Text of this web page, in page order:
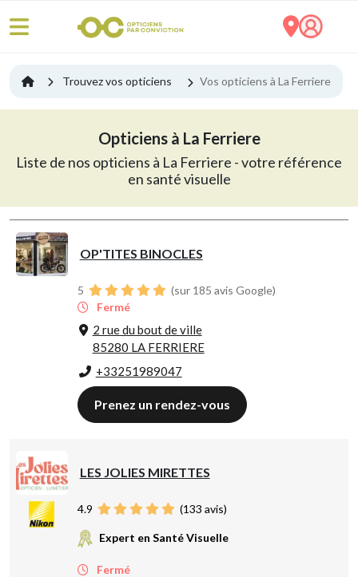
Trouvez vos opticiens Vos opticiens à La Ferriere
Opticiens à La Ferriere
Liste de nos opticiens à La Ferriere - votre référence
en santé visuelle
OP'TITES BINOCLES
5
(sur 185 avis Google)
Fermé
2 rue du bout de ville
85280 LA FERRIERE
+33251989047
Prenez un rendez-vous
LES JOLIES MIRETTES
4.9 (133 avis)
Expert en Santé Visuelle
Fermé